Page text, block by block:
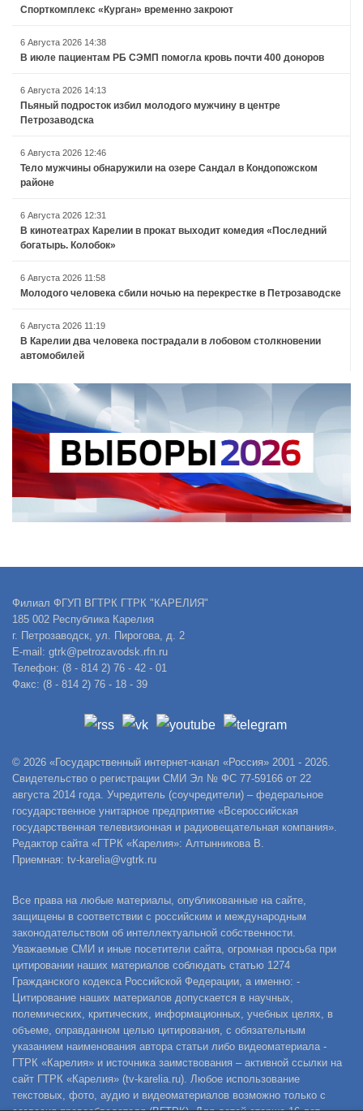
Спорткомплекс «Курган» временно закроют
6 Августа 2026 14:38
В июле пациентам РБ СЭМП помогла кровь почти 400 доноров
6 Августа 2026 14:13
Пьяный подросток избил молодого мужчину в центре
Петрозаводска
6 Августа 2026 12:46
Тело мужчины обнаружили на озере Сандал в Кондопожском
районе
6 Августа 2026 12:31
В кинотеатрах Карелии в прокат выходит комедия «Последний
богатырь. Колобок»
6 Августа 2026 11:58
Молодого человека сбили ночью на перекрестке в Петрозаводске
6 Августа 2026 11:19
В Карелии два человека пострадали в лобовом столкновении
автомобилей
Филиал ФГУП ВГТРК ГТРК "КАРЕЛИЯ"
185 002 Республика Карелия
г. Петрозаводск, ул. Пирогова, д. 2
E-mail: gtrk@petrozavodsk.rfn.ru
Телефон: (8 - 814 2) 76 - 42 - 01
Факс: (8 - 814 2) 76 - 18 - 39
© 2026 «Государственный интернет-канал «Россия» 2001 - 2026.
Свидетельство о регистрации СМИ Эл № ФС 77-59166 от 22
августа 2014 года. Учредитель (соучредители) – федеральное
государственное унитарное предприятие «Всероссийская
государственная телевизионная и радиовещательная компания».
Редактор сайта «ГТРК «Карелия»: Алтынникова В.
Приемная: tv-karelia@vgtrk.ru
Все права на любые материалы, опубликованные на сайте,
защищены в соответствии с российским и международным
законодательством об интеллектуальной собственности.
Уважаемые СМИ и иные посетители сайта, огромная просьба при
цитировании наших материалов соблюдать статью 1274
Гражданского кодекса Российской Федерации, а именно: -
Цитирование наших материалов допускается в научных,
полемических, критических, информационных, учебных целях, в
объеме, оправданном целью цитирования, с обязательным
указанием наименования автора статьи либо видеоматериала -
ГТРК «Карелия» и источника заимствования – активной ссылки на
сайт ГТРК «Карелия» (tv-karelia.ru). Любое использование
текстовых, фото, аудио и видеоматериалов возможно только с